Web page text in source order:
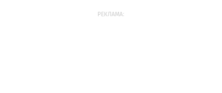
РЕКЛАМА: